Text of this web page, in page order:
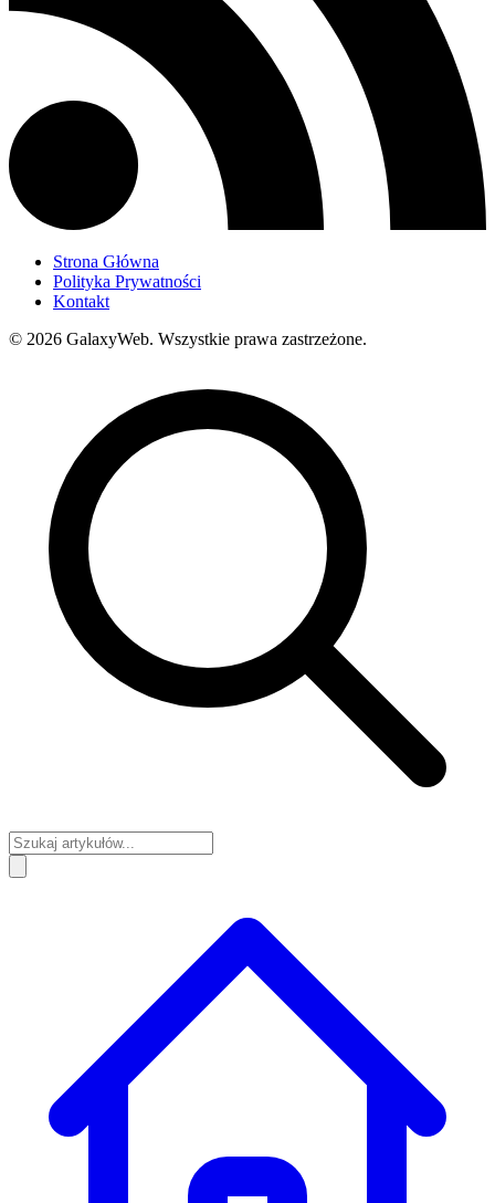
Strona Główna
Polityka Prywatności
Kontakt
© 2026 GalaxyWeb. Wszystkie prawa zastrzeżone.